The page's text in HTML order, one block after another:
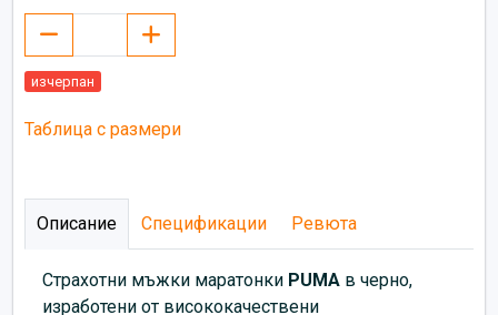
изчерпан
Таблица с размери
Описание Спецификации Ревюта
Страхотни мъжки маратонки PUMA в черно,
изработени от висококачествени